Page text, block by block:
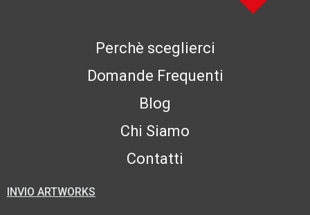
Perchè sceglierci
Domande Frequenti
Blog
Chi Siamo
Contatti
INVIO ARTWORKS